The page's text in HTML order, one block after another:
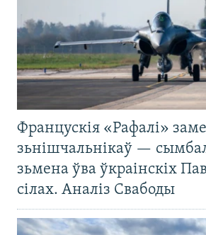
Францускія «Рафалі»
зьнішчальнікаў —
зьмена ўва ўкраінскіх
сілах. Аналіз Свабоды